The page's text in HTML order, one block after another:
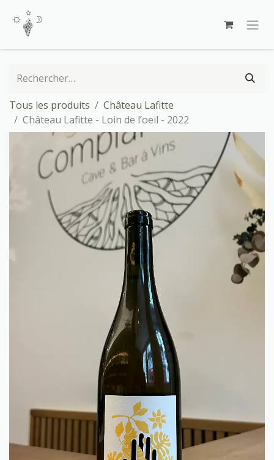
Tous les produits
Château Lafitte
Château Lafitte - Loin de l’oeil - 2022